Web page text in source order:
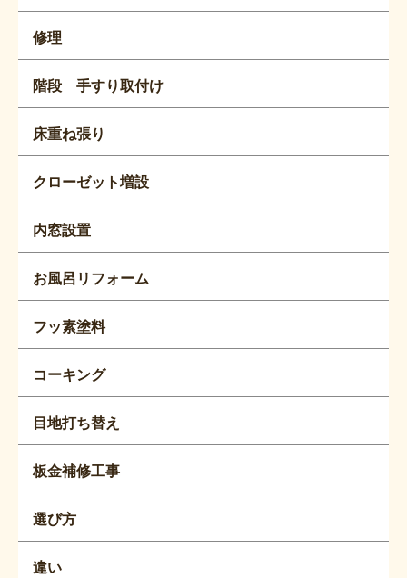
修理
階段 手すり取付け
床重ね張り
クローゼット増設
内窓設置
お風呂リフォーム
フッ素塗料
コーキング
目地打ち替え
板金補修工事
選び方
違い